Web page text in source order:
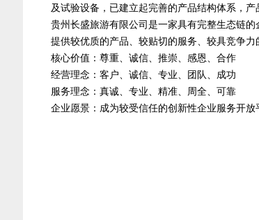
及试验设备，已建立起完善的产品结构体系，产
贵州长盛旅游有限公司是一家具有完整生态链
提供较优质的产品、较贴切的服务、较具竞争力
核心价值：尊重、诚信、推崇、感恩、合作
经营理念：客户、诚信、专业、团队、成功
服务理念：真诚、专业、精准、周全、可靠
企业愿景：成为较受信任的创新性企业服务开放